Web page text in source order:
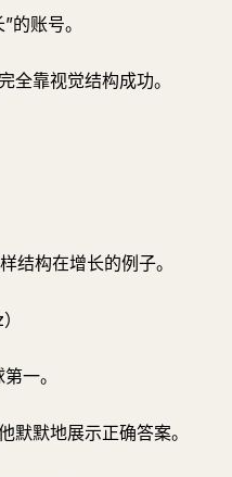
的账号。
全靠视觉结构成功。
结构在增长的例子。
一。
默默地展示正确答案。